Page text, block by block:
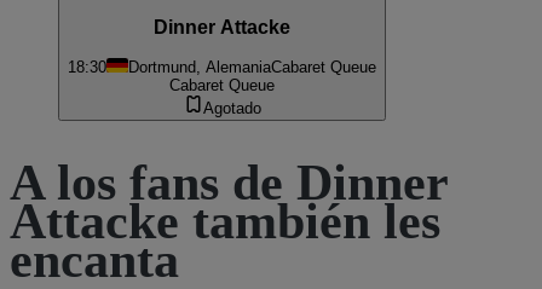
Dinner Attacke
18:30 Dortmund, AlemaniaCabaret Queue
Cabaret Queue
Agotado
A los fans de Dinner
Attacke también les
encanta